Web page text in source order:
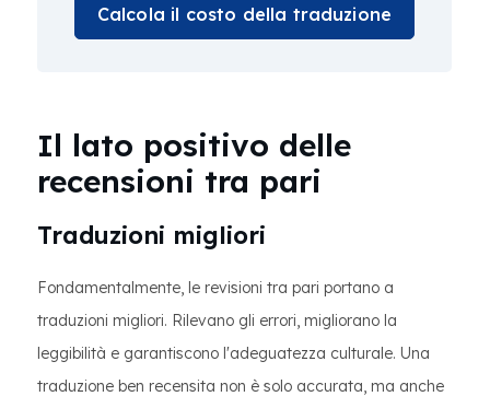
Calcola il costo della traduzione
Il lato positivo delle
recensioni tra pari
Traduzioni migliori
Fondamentalmente, le revisioni tra pari portano a
traduzioni migliori. Rilevano gli errori, migliorano la
leggibilità e garantiscono l'adeguatezza culturale. Una
traduzione ben recensita non è solo accurata, ma anche